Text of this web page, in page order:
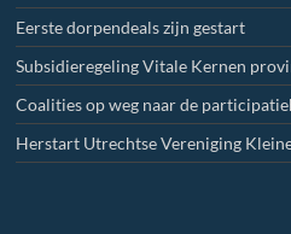
Eerste dorpendeals zijn gestart
Subsidieregeling Vitale Kernen
Coalities op weg naar de
Herstart Utrechtse Vereniging